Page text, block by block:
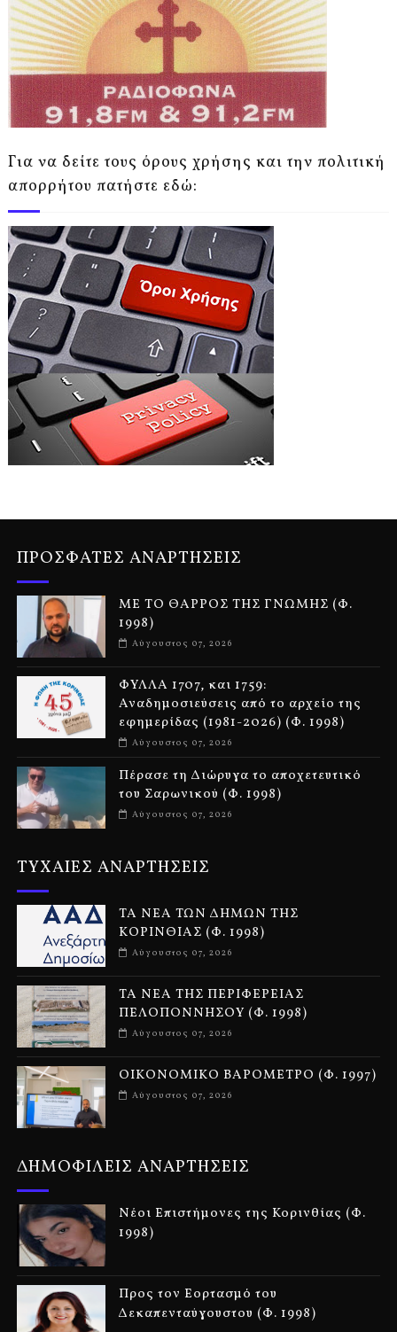
Για να δείτε τους όρους χρήσης και την πολιτική
απορρήτου πατήστε εδώ:
ΠΡΟΣΦΑΤΕΣ ΑΝΑΡΤΗΣΕΙΣ
ΜΕ ΤΟ ΘΑΡΡΟΣ ΤΗΣ ΓΝΩΜΗΣ (Φ.
1998)
Αύγουστος 07, 2026
ΦΥΛΛΑ 1707, και 1759:
Αναδημοσιεύσεις από το αρχείο της
εφημερίδας (1981-2026) (Φ. 1998)
Αύγουστος 07, 2026
Πέρασε τη Διώρυγα το αποχετευτικό
του Σαρωνικού (Φ. 1998)
Αύγουστος 07, 2026
ΤΥΧΑΙΕΣ ΑΝΑΡΤΗΣΕΙΣ
ΤΑ ΝΕΑ ΤΩΝ ΔΗΜΩΝ ΤΗΣ
ΚΟΡΙΝΘΙΑΣ (Φ. 1998)
Αύγουστος 07, 2026
ΤΑ ΝΕΑ ΤΗΣ ΠΕΡΙΦΕΡΕΙΑΣ
ΠΕΛΟΠΟΝΝΗΣΟΥ (Φ. 1998)
Αύγουστος 07, 2026
ΟΙΚΟΝΟΜΙΚΟ ΒΑΡΟΜΕΤΡΟ (Φ. 1997)
Αύγουστος 07, 2026
ΔΗΜΟΦΙΛΕΙΣ ΑΝΑΡΤΗΣΕΙΣ
Νέοι Επιστήμονες της Κορινθίας (Φ.
1998)
Προς τον Εορτασμό του
Δεκαπενταύγουστου (Φ. 1998)